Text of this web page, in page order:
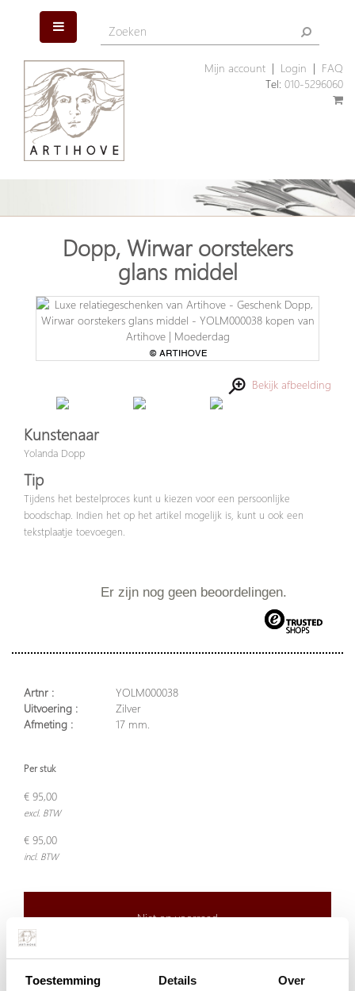
Toestemming Details Over
Mijn account| Login
FAQ
Tel: 010-5296060
Dopp, Wirwar oorstekers
glans middel
Bekijk afbeelding
Kunstenaar
Yolanda Dopp
Tip
Tijdens het bestelproces kunt u kiezen voor een persoonlijke
boodschap. Indien het op het artikel mogelijk is, kunt u ook een
tekstplaatje toevoegen.
Er zijn nog geen beoordelingen.
Artnr :
YOLM000038
Uitvoering :
Zilver
Afmeting :
17 mm.
Per stuk
€ 95,00
excl. BTW
€ 95,00
incl. BTW
Niet op voorraad
Niet op voorraad